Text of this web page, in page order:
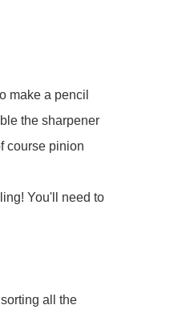
make a pencil
the sharpener
course pinion
You'll need to
all the